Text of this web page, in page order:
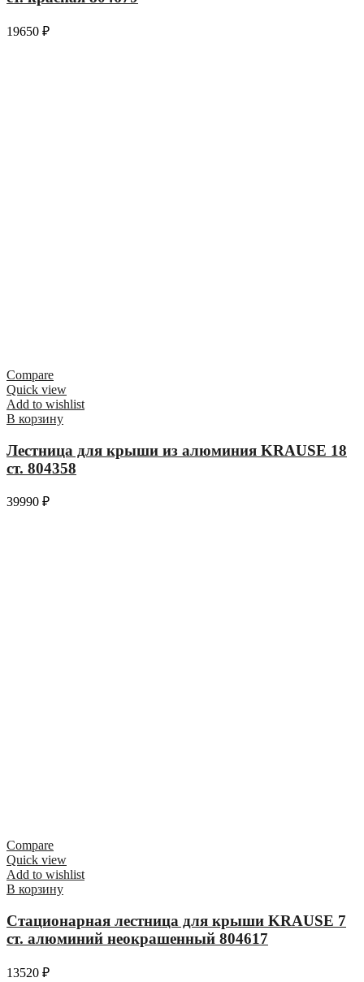
19650 ₽
Compare
Quick view
Add to wishlist
В корзину
Лестница для крыши из алюминия KRAUSE 18
ст. 804358
39990 ₽
Compare
Quick view
Add to wishlist
В корзину
Стационарная лестница для крыши KRAUSE 7
ст. алюминий неокрашенный 804617
13520 ₽